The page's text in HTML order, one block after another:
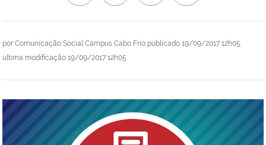
por Comunicação Social Campus Cabo Frio publicado 19/09/2017 12h05,
última modificação 19/09/2017 12h05